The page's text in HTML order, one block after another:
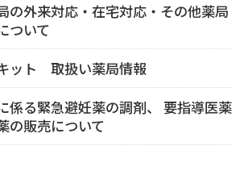
の外来対応・在宅対応・その他薬局
ついて
ット 取扱い薬局情報
係る緊急避妊薬の調剤、 要指導医薬
の販売について